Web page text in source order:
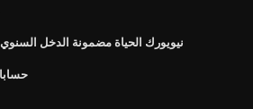
نيويورك الحياة مضمونة الدخل